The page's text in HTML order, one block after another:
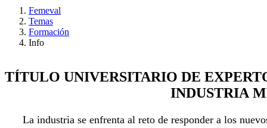
Femeval
Temas
Formación
Info
TÍTULO UNIVERSITARIO DE
INDUSTRIA
La industria se enfrenta al reto de responder a los